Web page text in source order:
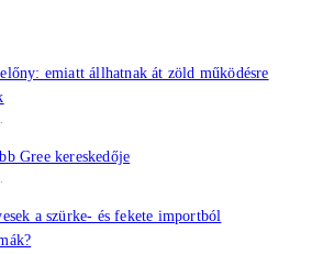
emiatt állhatnak át zöld működésre
Gree kereskedője
a szürke- és fekete importból